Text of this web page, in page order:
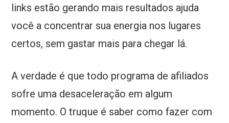
links estão gerando mais resultados ajuda
você a concentrar sua energia nos lugares
certos, sem gastar mais para chegar lá.
A verdade é que todo programa de afiliados
sofre uma desaceleração em algum
momento. O truque é saber como fazer com